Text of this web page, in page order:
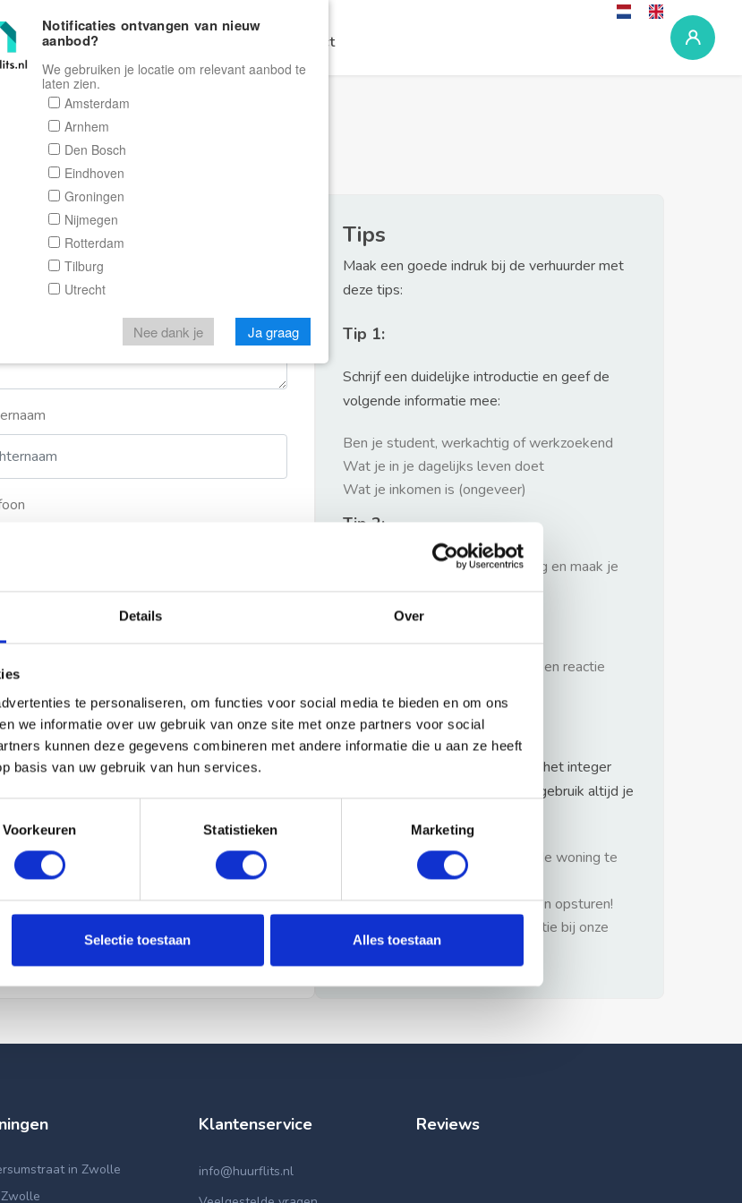
Details Over
te personaliseren, om functies voor social media te bieden en om ons
we informatie over uw gebruik van onze site met onze partners voor social
kunnen deze gegevens combineren met andere informatie die u aan ze heeft
basis van uw gebruik van hun services.
Voorkeuren Statistieken Marketing
Selectie toestaan Alles toestaan
Zoeken Contact
Huurflits
of makelaar van de woning.
Tips
Maak een goede indruk bij de verhuurder met
deze tips:
Tip 1:
Schrijf een duidelijke introductie en geef de
volgende informatie mee:
Ben je student, werkachtig of werkzoekend
Wat je in je dagelijks leven doet
Wat je inkomen is (ongeveer)
Tip 2:
Wees beleefd, niet te langdradig en maak je
verhaal kort
Wacht niet met reageren. Snel een reactie
Waarschuwing
Huurflits hecht veel waarde aan het integer
handelen van verhuurders maar gebruik altijd je
1: Nooit vooraf betalen zonder de woning te
hebben gezien.
2: Geen persoonlijke documenten opsturen!
3: Meld bij misbruik de advertentie bij onze
klantenservice.
in Zwolle
Klantenservice
info@huurflits.nl
Reviews
Notificaties ontvangen van nieuw
aanbod?
We gebruiken je locatie om relevant aanbod te
laten zien.
Amsterdam
Arnhem
Den Bosch
Eindhoven
Groningen
Nijmegen
Rotterdam
Tilburg
Utrecht
Nee dank je Ja graag